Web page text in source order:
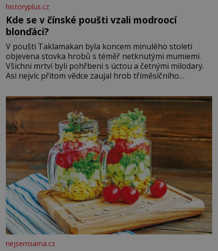
historyplus.cz
Kde se v čínské poušti vzali modroocí
blonďáci?
V poušti Taklamakan byla koncem minulého století
objevena stovka hrobů s téměř netknutými mumiemi.
Všichni mrtví byli pohřbeni s úctou a četnými milodary.
Asi nejvíc přitom vědce zaujal hrob tříměsíčního
blonďaté vlásky. Fakt, že jsou těla dávných lidí nesmírně
dobře zachovalá, přičítají odborníci zdejším klimatickým
podmínkám. Sucho, prosolené písky a extrémně
nejsemsama.cz